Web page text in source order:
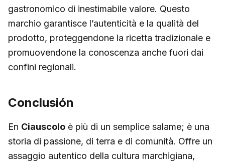
gastronomico di inestimabile valore. Questo
marchio garantisce l’autenticità e la qualità del
prodotto, proteggendone la ricetta tradizionale e
promuovendone la conoscenza anche fuori dai
confini regionali.
Conclusión
En Ciauscolo è più di un semplice salame; è una
storia di passione, di terra e di comunità. Offre un
assaggio autentico della cultura marchigiana,